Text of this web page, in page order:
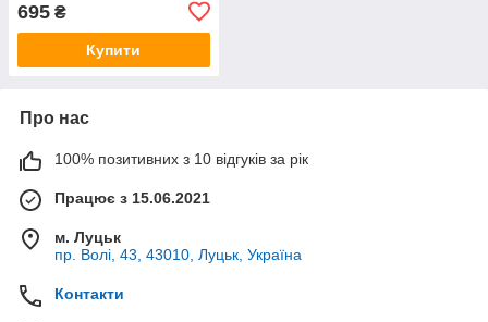
Timer Pro Чорний
695 ₴
Купити
Про нас
100% позитивних з 10 відгуків за рік
Працює з 15.06.2021
м. Луцьк
пр. Волі, 43, 43010, Луцьк, Україна
Контакти